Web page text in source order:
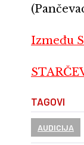
Između
TAGOVI
AUDICIJA